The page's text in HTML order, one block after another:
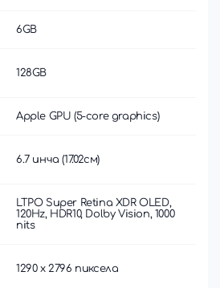
6GB
128GB
Apple GPU (5-core graphics)
6.7 инча (17.02см)
LTPO Super Retina XDR OLED,
120Hz, HDR10, Dolby Vision, 1000
nits
1290 x 2796 пиксела